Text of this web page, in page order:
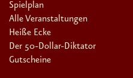
Spielplan
Alle Veranstaltungen
Heiße Ecke
Der 50-Dollar-Diktator
Gutscheine